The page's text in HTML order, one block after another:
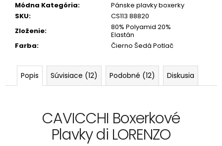
Módna Kategória:
Pánske plavky boxerky
SKU:
CS113 88820
Zloženie:
80% Polyamid 20%
Elastán
Farba: Čierno Šedá Potlač
Popis Súvisiace (12) Podobné (12) Diskusia
CAVICCHI Boxerkové
Plavky di LORENZO